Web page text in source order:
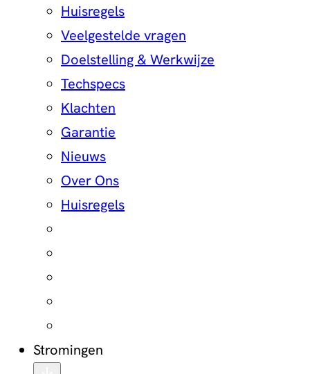
Huisregels
Veelgestelde vragen
Doelstelling & Werkwijze
Techspecs
Klachten
Garantie
Nieuws
Over Ons
Huisregels
Stromingen